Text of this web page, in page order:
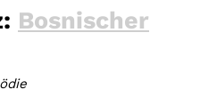
Bosnischer